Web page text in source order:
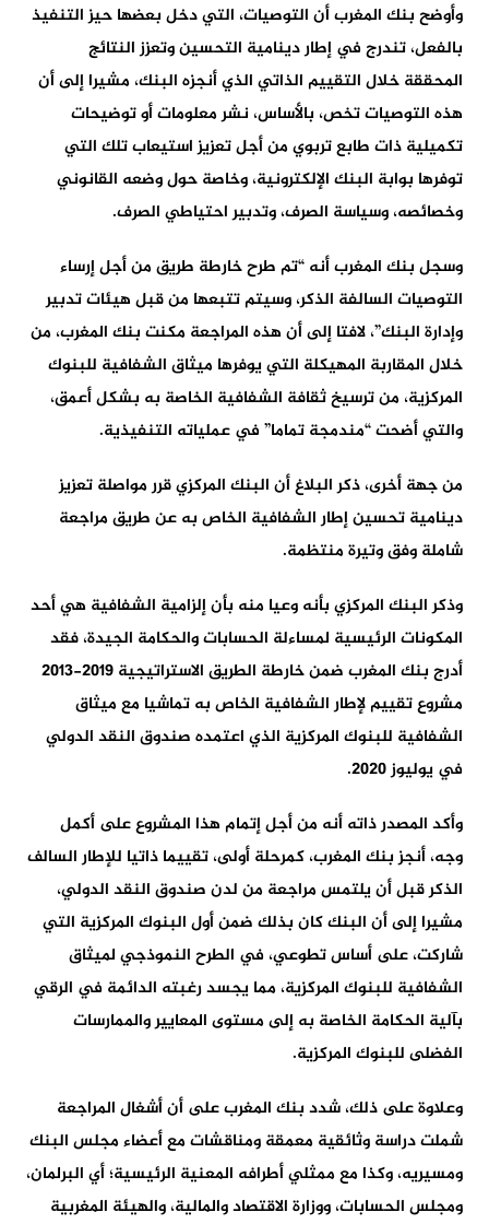
وأوضح بنك المغرب أن التوصيات، التي دخل بعضها حيز التنفيذ
بالفعل، تندرج في إطار دينامية التحسين وتعزز النتائج
المحققة خلال التقييم الذاتي الذي أنجزه البنك، مشيرا إلى أن
هذه التوصيات تخص، بالأساس، نشر معلومات أو توضيحات
تكميلية ذات طابع تربوي من أجل تعزيز استيعاب تلك التي
توفرها بوابة البنك الإلكترونية، وخاصة حول وضعه القانوني
وخصائصه، وسياسة الصرف، وتدبير احتياطي الصرف.
وسجل بنك المغرب أنه “تم طرح خارطة طريق من أجل إرساء
التوصيات السالفة الذكر، وسيتم تتبعها من قبل هيئات تدبير
وإدارة البنك”، لافتا إلى أن هذه المراجعة مكنت بنك المغرب، من
خلال المقاربة المهيكلة التي يوفرها ميثاق الشفافية للبنوك
المركزية، من ترسيخ ثقافة الشفافية الخاصة به بشكل أعمق،
والتي أضحت “مندمجة تماما” في عملياته التنفيذية.
من جهة أخرى، ذكر البلاغ أن البنك المركزي قرر مواصلة تعزيز
دينامية تحسين إطار الشفافية الخاص به عن طريق مراجعة
شاملة وفق وتيرة منتظمة.
وذكر البنك المركزي بأنه وعيا منه بأن إلزامية الشفافية هي أحد
المكونات الرئيسية لمساءلة الحسابات والحكامة الجيدة، فقد
أدرج بنك المغرب ضمن خارطة الطريق الاستراتيجية 2019-2013
مشروع تقييم لإطار الشفافية الخاص به تماشيا مع ميثاق
الشفافية للبنوك المركزية الذي اعتمده صندوق النقد الدولي
في يوليوز 2020.
وأكد المصدر ذاته أنه من أجل إتمام هذا المشروع على أكمل
وجه، أنجز بنك المغرب، كمرحلة أولى، تقييما ذاتيا للإطار السالف
الذكر قبل أن يلتمس مراجعة من لدن صندوق النقد الدولي،
مشيرا إلى أن البنك كان بذلك ضمن أول البنوك المركزية التي
شاركت، على أساس تطوعي، في الطرح النموذجي لميثاق
الشفافية للبنوك المركزية، مما يجسد رغبته الدائمة في الرقي
بآلية الحكامة الخاصة به إلى مستوى المعايير والممارسات
الفضلى للبنوك المركزية.
وعلاوة على ذلك، شدد بنك المغرب على أن أشغال المراجعة
شملت دراسة وثائقية معمقة ومناقشات مع أعضاء مجلس البنك
ومسيريه، وكذا مع ممثلي أطرافه المعنية الرئيسية؛ أي البرلمان،
ومجلس الحسابات، ووزارة الاقتصاد والمالية، والهيئة المغربية